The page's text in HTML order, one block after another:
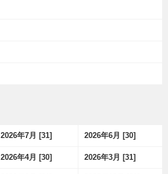
2026年7月 [31] 2026年6月 [30]
2026年4月 [30] 2026年3月 [31]